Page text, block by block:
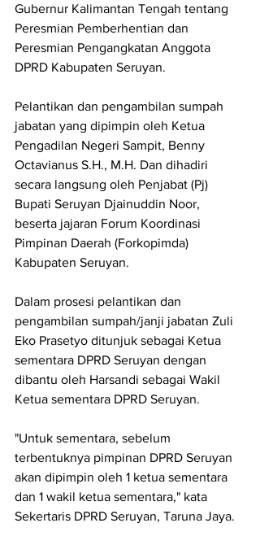
Gubernur Kalimantan Tengah tentang
Peresmian Pemberhentian dan
Peresmian Pengangkatan Anggota
DPRD Kabupaten Seruyan.
Pelantikan dan pengambilan sumpah
jabatan yang dipimpin oleh Ketua
Pengadilan Negeri Sampit, Benny
Octavianus S.H., M.H. Dan dihadiri
secara langsung oleh Penjabat (Pj)
Bupati Seruyan Djainuddin Noor,
beserta jajaran Forum Koordinasi
Pimpinan Daerah (Forkopimda)
Kabupaten Seruyan.
Dalam prosesi pelantikan dan
pengambilan sumpah/janji jabatan Zuli
Eko Prasetyo ditunjuk sebagai Ketua
sementara DPRD Seruyan dengan
dibantu oleh Harsandi sebagai Wakil
Ketua sementara DPRD Seruyan.
"Untuk sementara, sebelum
terbentuknya pimpinan DPRD Seruyan
akan dipimpin oleh 1 ketua sementara
dan 1 wakil ketua sementara," kata
Sekertaris DPRD Seruyan, Taruna Jaya.